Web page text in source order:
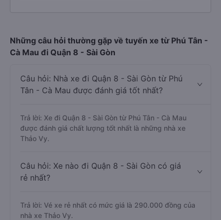
Những câu hỏi thường gặp về tuyến xe từ Phú Tân -
Cà Mau đi Quận 8 - Sài Gòn
Câu hỏi: Nhà xe đi Quận 8 - Sài Gòn từ Phú
Tân - Cà Mau được đánh giá tốt nhất?
Trả lời: Xe đi Quận 8 - Sài Gòn từ Phú Tân - Cà Mau
được đánh giá chất lượng tốt nhất là những nhà xe
Thảo Vy.
Câu hỏi: Xe nào đi Quận 8 - Sài Gòn có giá
rẻ nhất?
Trả lời: Vé xe rẻ nhất có mức giá là 290.000 đồng của
nhà xe Thảo Vy.